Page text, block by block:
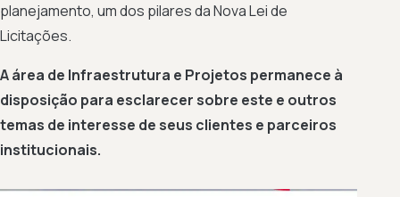
planejamento, um dos pilares da Nova Lei de
Licitações.
A área de Infraestrutura e Projetos permanece à
disposição para esclarecer sobre este e outros
temas de interesse de seus clientes e parceiros
institucionais.